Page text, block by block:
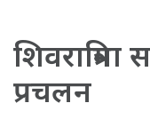
प्रचलन